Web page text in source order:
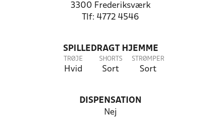
3300 Frederiksværk
Tlf: 4772 4546
SPILLEDRAGT HJEMME
TRØJE
Hvid
SHORTS
Sort
STRØMPER
Sort
DISPENSATION
Nej